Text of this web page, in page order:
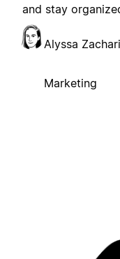
and stay
Alyssa
Marketing